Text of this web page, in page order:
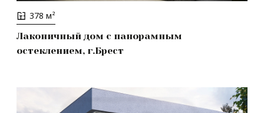
378 м²
Лаконичный дом с панорамным
остеклением, г.Брест